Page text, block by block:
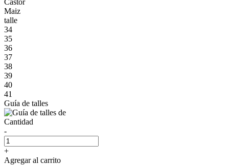
Maiz
talle
34
35
36
37
38
39
40
41
Guía de talles
Cantidad
-
+
Agregar al carrito